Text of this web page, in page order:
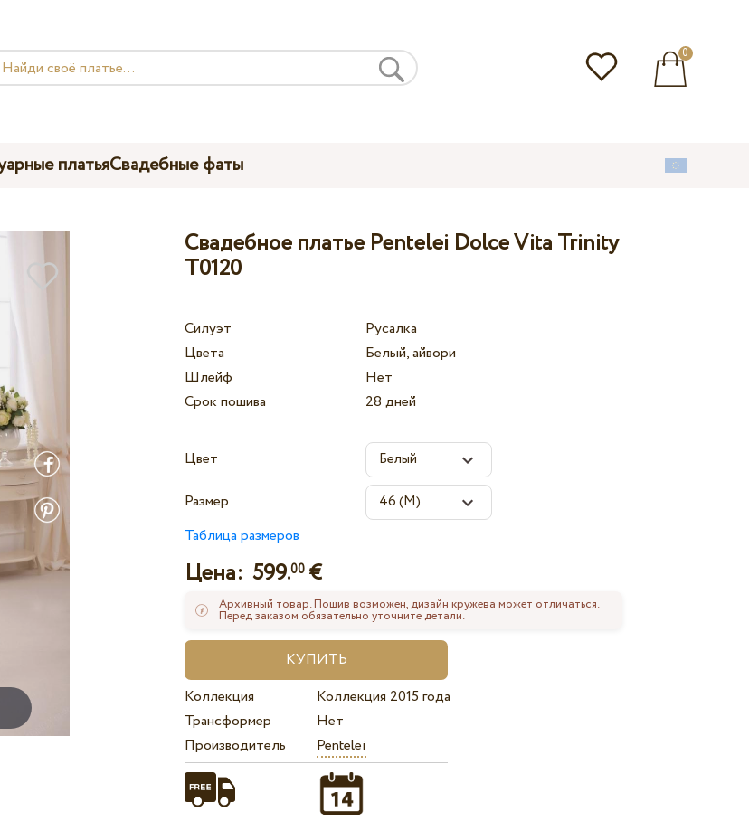
0
платьяСвадебные фаты
Свадебное платье Pentelei Dolce Vita Trinity
T0120
Силуэт
Русалка
Цвета
Белый, айвори
Шлейф
Нет
Срок пошива
28 дней
Цвет
Размер
Таблица размеров
Цена: 599.00 €
Архивный товар. Пошив возможен, дизайн кружева может отличаться.
Перед заказом обязательно уточните детали.
Коллекция
Коллекция 2015 года
Трансформер
Нет
Производитель
Pentelei